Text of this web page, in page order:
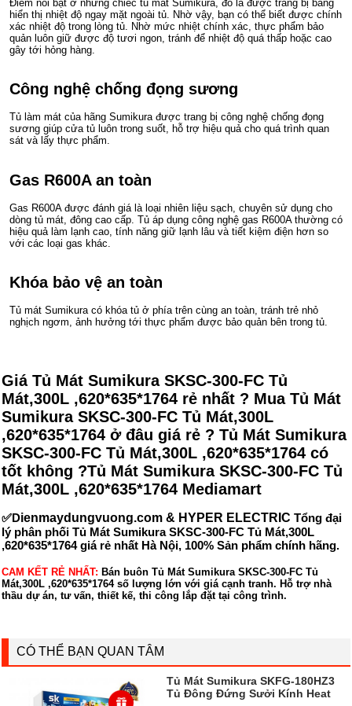
Điểm nổi bật ở những chiếc tủ mát Sumikura, đó là được trang bị bảng
hiển thị nhiệt độ ngay mặt ngoài tủ. Nhờ vậy, bạn có thể biết được chính
xác nhiệt độ trong lòng tủ. Nhờ mức nhiệt chính xác, thực phẩm bảo
quản luôn giữ được độ tươi ngon, tránh để nhiệt độ quá thấp hoặc cao
gây tới hỏng hàng.
Công nghệ chống đọng sương
Tủ làm mát của hãng Sumikura được trang bị công nghệ chống đọng
sương giúp cửa tủ luôn trong suốt, hỗ trợ hiệu quả cho quá trình quan
sát và lấy thực phẩm.
Gas R600A an toàn
Gas R600A được đánh giá là loại nhiên liệu sạch, chuyên sử dụng cho
dòng tủ mát, đông cao cấp. Tủ áp dụng công nghệ gas R600A thường có
hiệu quả làm lạnh cao, tính năng giữ lạnh lâu và tiết kiệm điện hơn so
với các loại gas khác.
Khóa bảo vệ an toàn
Tủ mát Sumikura có khóa tủ ở phía trên cùng an toàn, tránh trẻ nhỏ
nghịch ngơm, ảnh hưởng tới thực phẩm được bảo quản bên trong tủ.
Giá Tủ Mát Sumikura SKSC-300-FC Tủ
Mát,300L ,620*635*1764 rẻ nhất ? Mua Tủ Mát
Sumikura SKSC-300-FC Tủ Mát,300L
,620*635*1764 ở đâu giá rẻ ? Tủ Mát Sumikura
SKSC-300-FC Tủ Mát,300L ,620*635*1764 có
tốt không ?Tủ Mát Sumikura SKSC-300-FC Tủ
Mát,300L ,620*635*1764 Mediamart
✅Dienmaydungvuong.com & HYPER ELECTRIC Tổng đại
lý phân phối Tủ Mát Sumikura SKSC-300-FC Tủ Mát,300L
,620*635*1764 giá rẻ nhất Hà Nội, 100% Sản phẩm chính hãng.
CAM KẾT RẺ NHẤT: Bán buôn Tủ Mát Sumikura SKSC-300-FC Tủ
Mát,300L ,620*635*1764 số lượng lớn với giá cạnh tranh. Hỗ trợ nhà
thầu dự án, tư vấn, thiết kế, thi công lắp đặt tại công trình.
CÓ THỂ BẠN QUAN TÂM
Tủ Mát Sumikura SKFG-180HZ3
Tủ Đông Đứng Sưởi Kính Heat